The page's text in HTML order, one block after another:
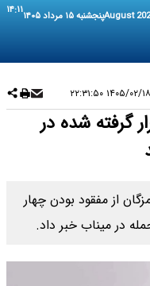
پنجشنبه ۱۵ مرداد ۱۴۰۵ ۱۴:۱۱
۱۴۰۵/۰۲/۱۸ ۲۲:۳۱:۵۰
گرفته شده در
از مفقود بودن چهار
در میناب خبر داد.